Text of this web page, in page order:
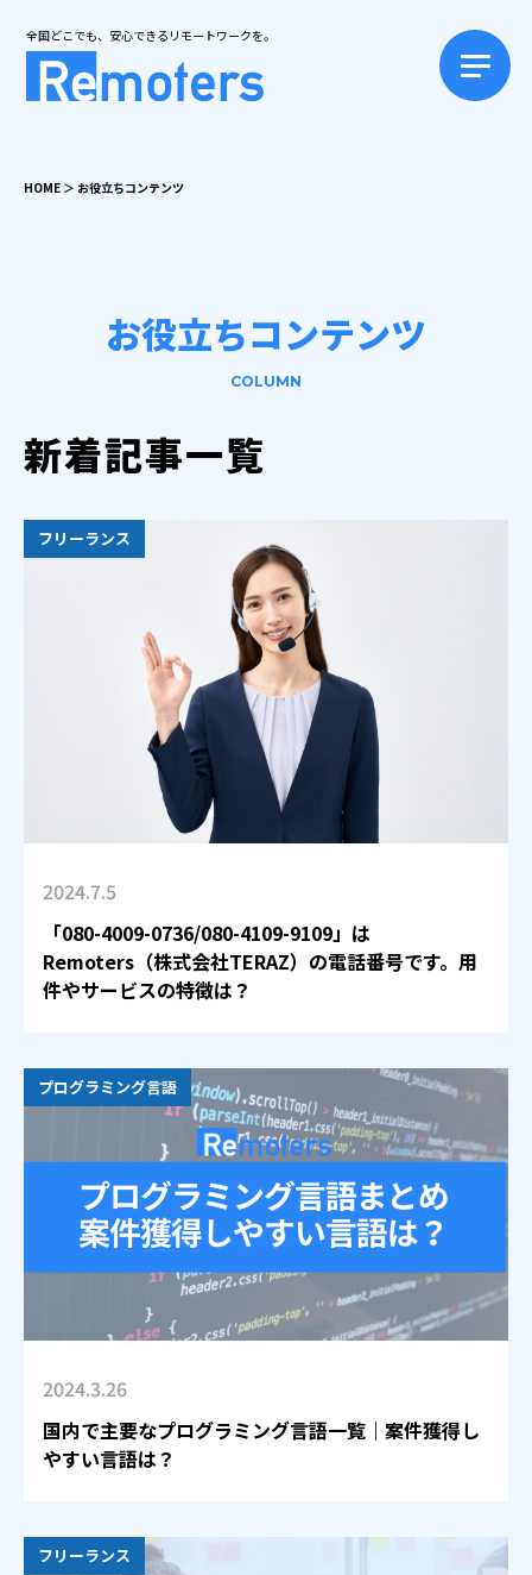
全国どこでも、安心できるリモートワークを。
HOME ＞ お役立ちコンテンツ
お役立ちコンテンツ
COLUMN
新着記事一覧
フリーランス
2024.7.5
「080-4009-0736/080-4109-9109」は
Remoters（株式会社TERAZ）の電話番号です。用
件やサービスの特徴は？
プログラミング言語
2024.3.26
国内で主要なプログラミング言語一覧｜案件獲得し
やすい言語は？
フリーランス